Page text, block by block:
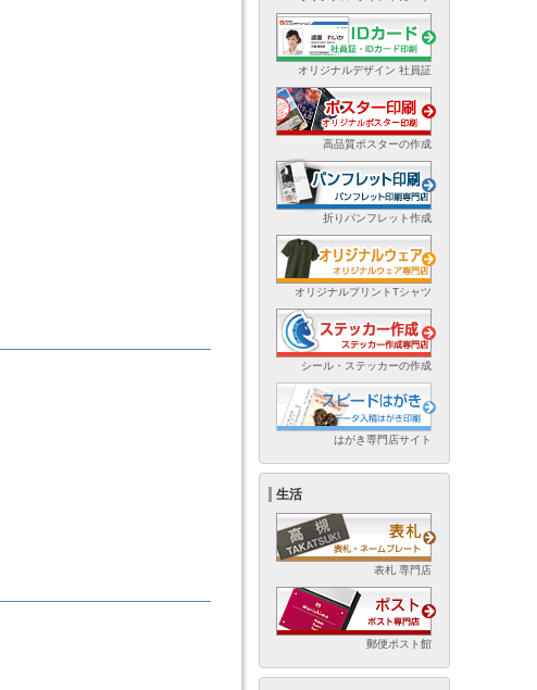
オリジナルデザイン 社員証
高品質ポスターの作成
折りパンフレット作成
オリジナルプリントTシャツ
シール・ステッカーの作成
はがき専門店サイト
生活
表札 専門店
郵便ポスト館